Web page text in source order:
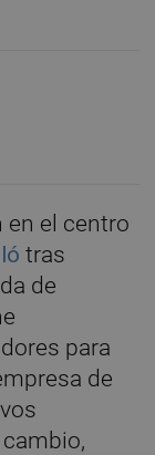
en el centro
tras
de
para
de